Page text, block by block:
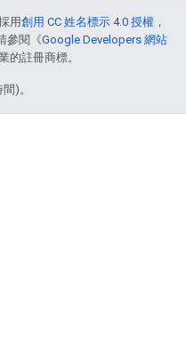
用創用 CC 姓名標示 4.0 授權 ，
參閱《Google Developers 網站
的註冊商標。
)。